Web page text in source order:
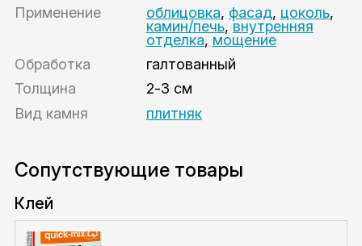
Применение облицовка, фасад, цоколь,
камин/печь, внутренняя
отделка, мощение
Обработка
галтованный
Толщина
2-3 см
Вид камня
плитняк
Сопутствующие товары
Клей